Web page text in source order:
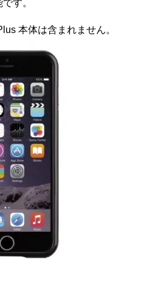
す。
本体は含まれません。